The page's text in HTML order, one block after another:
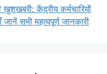
केंद्रीय कर्मचारियों
जानें सभी महत्वपूर्ण जानकारी